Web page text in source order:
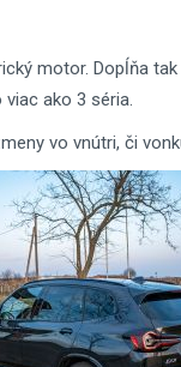
motor. Dopĺňa
viac ako 3 séria.
vo vnútri, či